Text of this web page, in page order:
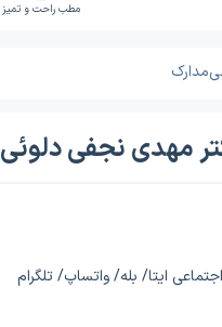
مطب راحت و تمیز
مدارک
مهدی نجفی دلوئی
ایتا/ بله/ واتساپ/ تلگرام